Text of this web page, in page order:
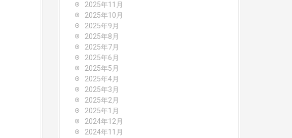
2025年11月
2025年10月
2025年9月
2025年8月
2025年7月
2025年6月
2025年5月
2025年4月
2025年3月
2025年2月
2025年1月
2024年12月
2024年11月